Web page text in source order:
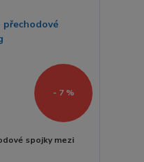
- 7 %
spojky mezi